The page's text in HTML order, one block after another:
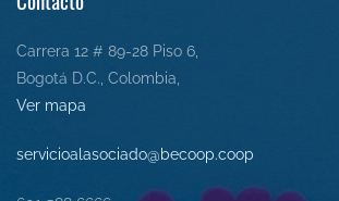
Carrera 12 # 89-28 Piso 6,
Bogotá D.C., Colombia,
Ver mapa
servicioalasociado@becoop.coop